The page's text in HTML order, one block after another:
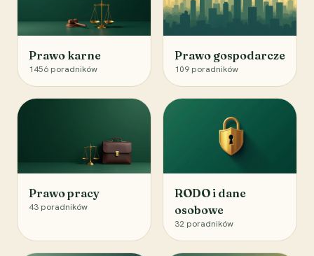
Prawo karne
1456 poradników
Prawo gospodarcze
109 poradników
Prawo pracy
43 poradników
RODO i dane
osobowe
32 poradników